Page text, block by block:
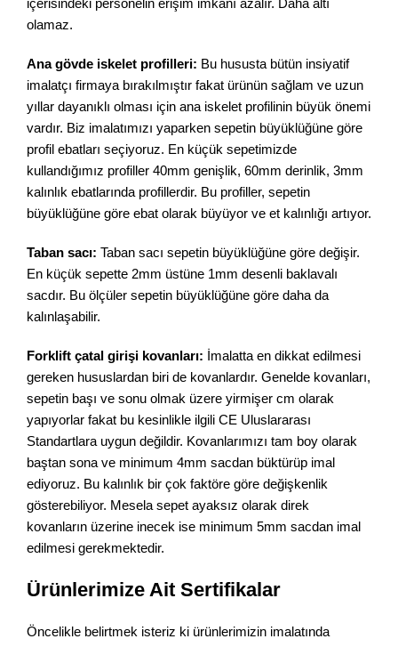
içerisindeki personelin erişim imkanı azalır. Daha altı
olamaz.
Ana gövde iskelet profilleri: Bu hususta bütün insiyatif
imalatçı firmaya bırakılmıştır fakat ürünün sağlam ve uzun
yıllar dayanıklı olması için ana iskelet profilinin büyük önemi
vardır. Biz imalatımızı yaparken sepetin büyüklüğüne göre
profil ebatları seçiyoruz. En küçük sepetimizde
kullandığımız profiller 40mm genişlik, 60mm derinlik, 3mm
kalınlık ebatlarında profillerdir. Bu profiller, sepetin
büyüklüğüne göre ebat olarak büyüyor ve et kalınlığı artıyor.
Taban sacı: Taban sacı sepetin büyüklüğüne göre değişir.
En küçük sepette 2mm üstüne 1mm desenli baklavalı
sacdır. Bu ölçüler sepetin büyüklüğüne göre daha da
kalınlaşabilir.
Forklift çatal girişi kovanları: İmalatta en dikkat edilmesi
gereken hususlardan biri de kovanlardır. Genelde kovanları,
sepetin başı ve sonu olmak üzere yirmişer cm olarak
yapıyorlar fakat bu kesinlikle ilgili CE Uluslararası
Standartlara uygun değildir. Kovanlarımızı tam boy olarak
baştan sona ve minimum 4mm sacdan büktürüp imal
ediyoruz. Bu kalınlık bir çok faktöre göre değişkenlik
gösterebiliyor. Mesela sepet ayaksız olarak direk
kovanların üzerine inecek ise minimum 5mm sacdan imal
edilmesi gerekmektedir.
Ürünlerimize Ait Sertifikalar
Öncelikle belirtmek isteriz ki ürünlerimizin imalatında